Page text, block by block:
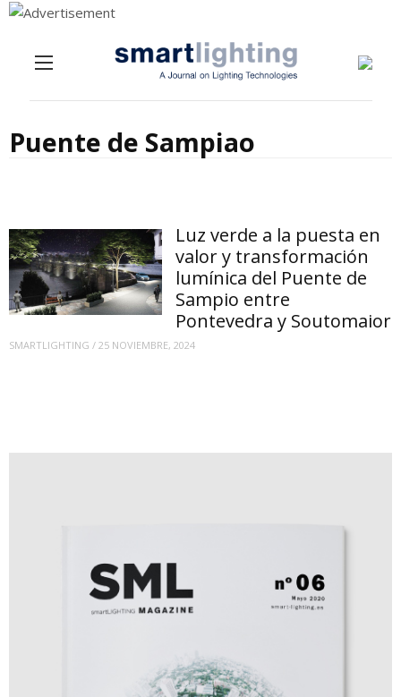
Puente de Sampiao
Luz verde a la puesta en
valor y transformación
lumínica del Puente de
Sampio entre
Pontevedra y Soutomaior
SMARTLIGHTING / 25 NOVIEMBRE, 2024